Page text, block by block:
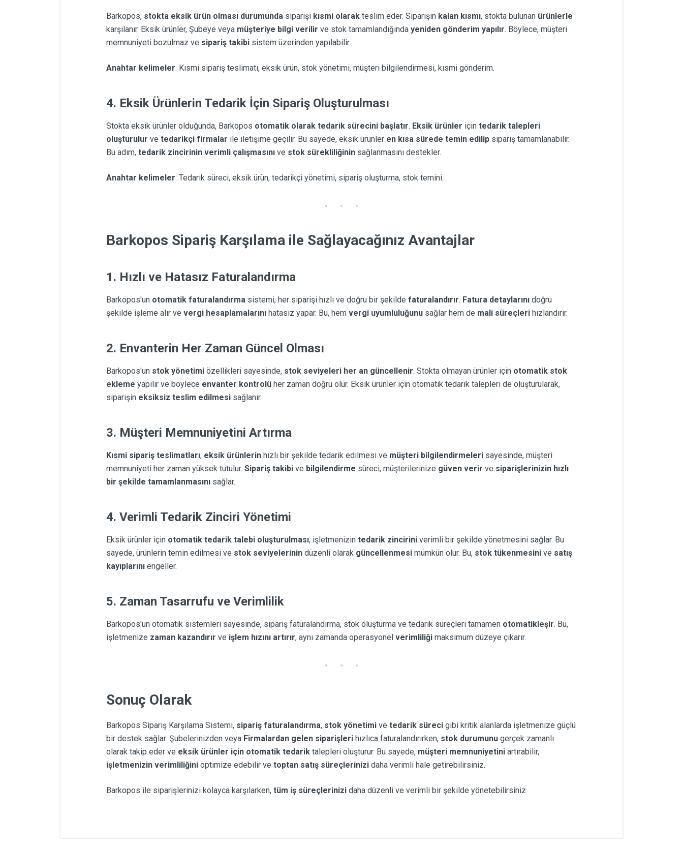
Barkopos, stokta eksik ürün olması durumunda siparişi kısmi olarak teslim eder. Siparişin kalan kısmı, stokta bulunan ürünlerle
karşılanır. Eksik ürünler, Şubeye veya müşteriye bilgi verilir ve stok tamamlandığında yeniden gönderim yapılır. Böylece, müşteri
memnuniyeti bozulmaz ve sipariş takibi sistem üzerinden yapılabilir.
Anahtar kelimeler: Kısmi sipariş teslimatı, eksik ürün, stok yönetimi, müşteri bilgilendirmesi, kısmi gönderim.
4. Eksik Ürünlerin Tedarik İçin Sipariş Oluşturulması
Stokta eksik ürünler olduğunda, Barkopos otomatik olarak tedarik sürecini başlatır. Eksik ürünler için tedarik talepleri
oluşturulur ve tedarikçi firmalar ile iletişime geçilir. Bu sayede, eksik ürünler en kısa sürede temin edilip sipariş tamamlanabilir.
Bu adım, tedarik zincirinin verimli çalışmasını ve stok sürekliliğinin sağlanmasını destekler.
Anahtar kelimeler: Tedarik süreci, eksik ürün, tedarikçi yönetimi, sipariş oluşturma, stok temini.
Barkopos Sipariş Karşılama ile Sağlayacağınız Avantajlar
1. Hızlı ve Hatasız Faturalandırma
Barkopos'un otomatik faturalandırma sistemi, her siparişi hızlı ve doğru bir şekilde faturalandırır. Fatura detaylarını doğru
şekilde işleme alır ve vergi hesaplamalarını hatasız yapar. Bu, hem vergi uyumluluğunu sağlar hem de mali süreçleri hızlandırır.
2. Envanterin Her Zaman Güncel Olması
Barkopos'un stok yönetimi özellikleri sayesinde, stok seviyeleri her an güncellenir. Stokta olmayan ürünler için otomatik stok
ekleme yapılır ve böylece envanter kontrolü her zaman doğru olur. Eksik ürünler için otomatik tedarik talepleri de oluşturularak,
siparişin eksiksiz teslim edilmesi sağlanır.
3. Müşteri Memnuniyetini Artırma
Kısmi sipariş teslimatları, eksik ürünlerin hızlı bir şekilde tedarik edilmesi ve müşteri bilgilendirmeleri sayesinde, müşteri
memnuniyeti her zaman yüksek tutulur. Sipariş takibi ve bilgilendirme süreci, müşterilerinize güven verir ve siparişlerinizin hızlı
bir şekilde tamamlanmasını sağlar.
4. Verimli Tedarik Zinciri Yönetimi
Eksik ürünler için otomatik tedarik talebi oluşturulması, işletmenizin tedarik zincirini verimli bir şekilde yönetmesini sağlar. Bu
sayede, ürünlerin temin edilmesi ve stok seviyelerinin düzenli olarak güncellenmesi mümkün olur. Bu, stok tükenmesini ve satış
kayıplarını engeller.
5. Zaman Tasarrufu ve Verimlilik
Barkopos'un otomatik sistemleri sayesinde, sipariş faturalandırma, stok oluşturma ve tedarik süreçleri tamamen otomatikleşir. Bu,
işletmenize zaman kazandırır ve işlem hızını artırır, aynı zamanda operasyonel verimliliği maksimum düzeye çıkarır.
Sonuç Olarak
Barkopos Sipariş Karşılama Sistemi, sipariş faturalandırma, stok yönetimi ve tedarik süreci gibi kritik alanlarda işletmenize güçlü
bir destek sağlar. Şubelerinizden veya Firmalardan gelen siparişleri hızlıca faturalandırırken, stok durumunu gerçek zamanlı
olarak takip eder ve eksik ürünler için otomatik tedarik talepleri oluşturur. Bu sayede, müşteri memnuniyetini artırabilir,
işletmenizin verimliliğini optimize edebilir ve toptan satış süreçlerinizi daha verimli hale getirebilirsiniz.
Barkopos ile siparişlerinizi kolayca karşılarken, tüm iş süreçlerinizi daha düzenli ve verimli bir şekilde yönetebilirsiniz